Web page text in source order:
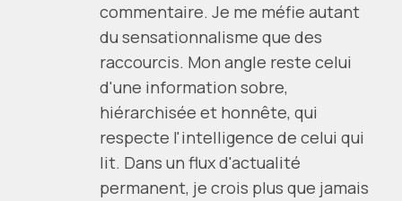
commentaire. Je me méfie autant
du sensationnalisme que des
raccourcis. Mon angle reste celui
d'une information sobre,
hiérarchisée et honnête, qui
respecte l'intelligence de celui qui
lit. Dans un flux d'actualité
permanent, je crois plus que jamais